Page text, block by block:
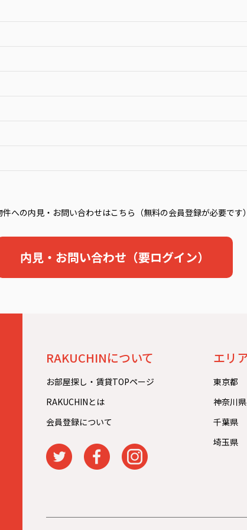
件への内見・お問い合わせはこちら（無料の会員登録が必要です
内見・お問い合わせ（要ログイン）
RAKUCHINについて
お部屋探し・賃貸TOPページ
RAKUCHINとは
会員登録について
エリ
東京都
神奈川県
千葉県
埼玉県